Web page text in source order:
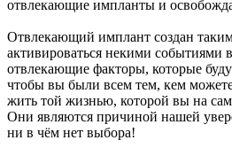
отвлекающие импланты и
Отвлекающий имплант создан
активироваться некими событиями
отвлекающие факторы, которые
чтобы вы были всем тем, кем
жить той жизнью, которой вы на
Они являются причиной нашей
ни в чём нет выбора!